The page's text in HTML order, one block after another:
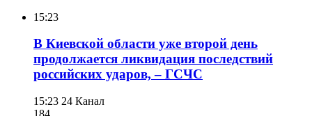
15:23
В Киевской области уже второй день
продолжается ликвидация последствий
российских ударов, – ГСЧС
15:23 24 Канал
184